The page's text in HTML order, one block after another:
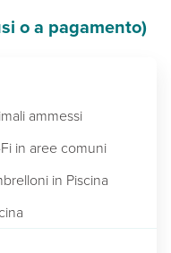
o a pagamento)
ammessi
in aree comuni
in Piscina